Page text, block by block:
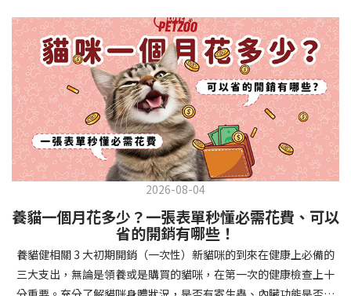
時立即獎勵。另外要處理的常見問題包括咬人、啃咬家具和亂叫。
每當出現不當行為，給予適當替代品（如咬玩具代替咬手），並在
幼犬選擇正確行為時獎勵，這比責罵更有效。社交化訓練 兩個月大
的幼犬正處於社會化黃金期，這階段的經驗將深刻影響未來性格。
安排幼犬接觸不同人類（包括兒童、戴眼鏡的人、使用拐杖的人
等）、各種動物、交通工具和環境聲音。起初保持在安全、受控的
情境中，逐漸增加複雜度。每次正面社交體驗後給予獎勵，建立幼
犬對新事物的積極態度。進階技巧強化 基礎訓練穩固後，可以進入
更複雜的技巧訓練。這包括遠距離控制、不同干擾下的指令遵從、
多步驟動作等。使用延遲獎勵技巧，讓幼犬學會即使沒有立即獎勵
也能保持良好行為。引入不同環境中的訓練，如公園、寵物店等，
幫助幼犬在各種情境下都能聽從指令。維持良好習慣 成功的訓練不
是一次性的，而是需要持續維護。即使幼犬已經掌握所有技能，也
要定期複習，防止行為退化。將訓練融入日常生活，如出門前的
下降，表示身體狀況不佳，應儘快就醫！📌 貓咪拉肚子判斷步驟5：
檢查是否需要帶去看獸醫 如果拉肚子 1~2 次但精神好、食慾正常，
可以先觀察，如果腹瀉超過 48 小時或水狀腹瀉 + 嗜睡、食慾下降、
嘔吐 應立即就醫。 透過這 5 個步驟，你可以快速判斷貓咪拉肚子的
原因與嚴重程度，確保毛孩的腸胃健康！如果不確定情況，還是建
議讓獸醫檢查，才能安心哦！🐾💖4種高風險群貓咪拉肚子要小心高
風險貓咪包含：幼貓、老貓、懷孕貓、有慢性疾病貓，這些貓咪在
身體狀況出現警訊時要特別注意，如拉肚子次數超過2次以上，就建
議直接尋求獸醫協助。2要訣判斷貓咪拉肚子要不要看醫生 高風險貓
的貓咪，如拉肚子超過2-3天，建議直接尋求獸醫師協助。並記得提
供觀察紀錄給予獸醫師進行專業判斷。貓咪拉肚子但精神很好？如
果飼主有發現貓咪拉肚子的情形，但貓咪的精神很好。有可能與飲
食方便相關，回想是否進食新的食物，或是正進行飼料更換的過
兩全其美！貓咪掉毛原因1. 皮膚問題貓咪皮膚問題是造成掉毛的常
見兇手！皮膚發炎、感染或是長期搔癢，都會讓貓咪的毛髮失去健
康光澤並大量脫落。常見的皮膚問題包括皮膚黴菌、細菌感染、疥
癬蟲等寄生蟲，甚至是皮膚過度乾燥。如果發現貓咪皮膚有紅腫、
結痂、脫屑或異常氣味，同時伴隨掉毛，建議盡快帶牠看獸醫哦！
貓咪掉毛原因2. 過敏誰說只有人類會過敏？貓咪也會！貓咪可能對
環境中的塵蟎、花粉、清潔劑，甚至是食物中的某些成分產生過敏
反應。過敏症狀不只是打噴嚏、流眼淚，還會引起皮膚搔癢和掉毛
問題。特別是食物過敏，更是常被忽略的掉毛元兇！如果貓咪經常
抓癢或舔舐特定部位，同時伴隨掉毛，很可能是過敏在作怪呢！貓
咪掉毛原因3. 營養不足貓咪的毛髮健康與營養息息相關！當貓咪飲
食中缺乏必要的蛋白質、脂肪酸（尤其是Omega-3和Omega-
6）、維生素或礦物質時，毛髮就會變得乾燥、脆弱，容易斷裂脫
落。長期餵食低品質或不均衡的貓糧，可能使貓咪營養不良，進而
2026-08-04
養貓一個月花多少？一張表單秒懂必需花費、可以
省的開銷有哪些！
養貓健相關 3 大初期開銷（一次性）新貓咪的到來在健康上必備的
三大支出，無論是領養或是購買的貓咪，在第一次的健康檢查上十